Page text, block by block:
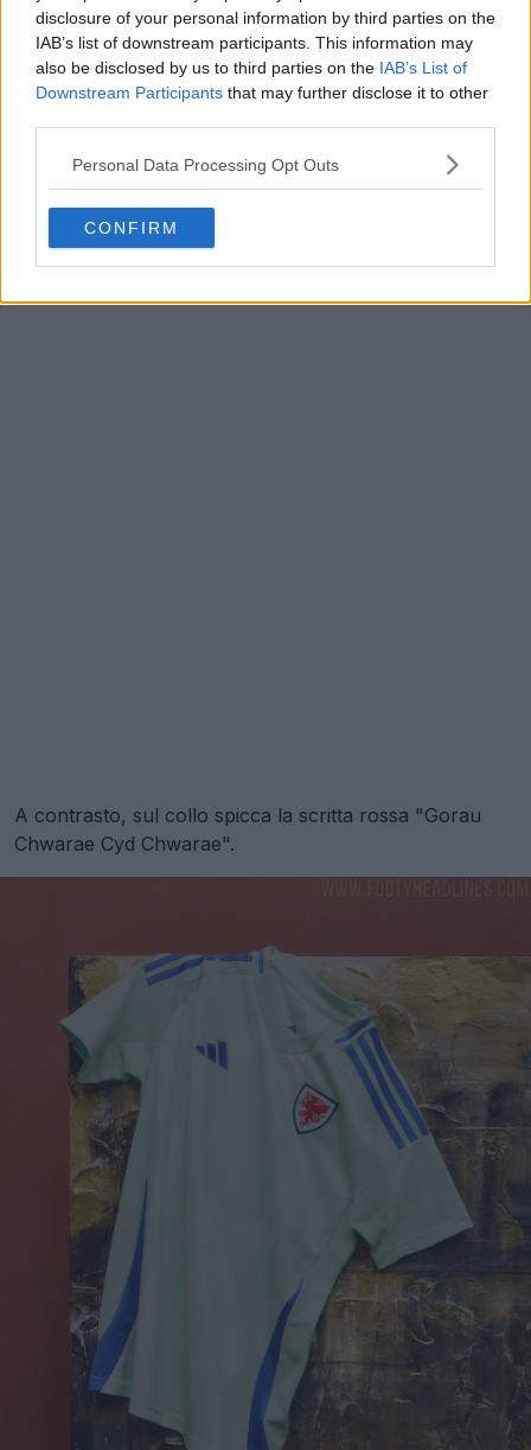
disclosure of your personal information by third parties on the
IAB’s list of downstream participants. This information may
also be disclosed by us to third parties on the IAB’s List of
Downstream Participants that may further disclose it to other
Personal Data Processing Opt Outs
CONFIRM
A contrasto, sul collo spicca la scritta rossa "Gorau
Chwarae Cyd Chwarae".